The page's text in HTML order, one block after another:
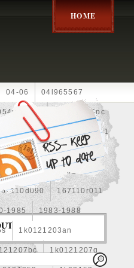
HOME
04-06 04l965567
10pc
13-2269 1330c1
1355d300185
15pcs 160400r160
167110r011
1985 1983-1988
1k0121203an
1k0121207g